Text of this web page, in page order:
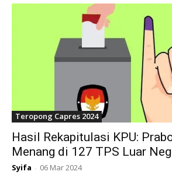
Teropong Capres 2024
Hasil Rekapitulasi KPU:
Menang di 127 TPS Luar
Syifa - 06 Mar 2024